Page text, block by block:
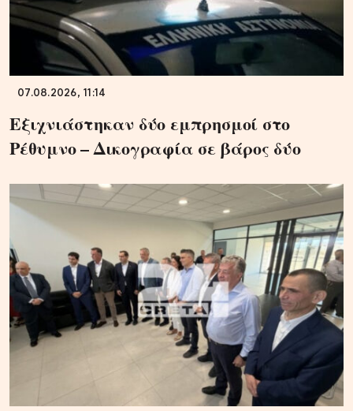
07.08.2026, 11:14
Εξιχνιάστηκαν δύο εμπρησμοί στο
Ρέθυμνο – Δικογραφία σε βάρος δύο